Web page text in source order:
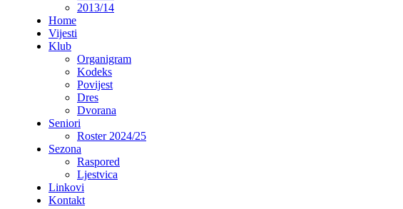
2013/14
Home
Vijesti
Klub
Organigram
Kodeks
Povijest
Dres
Dvorana
Seniori
Roster 2024/25
Sezona
Raspored
Ljestvica
Linkovi
Kontakt